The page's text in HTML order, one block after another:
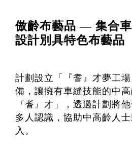
傲齡布藝品 — 集合車
設計別具特色布藝品
計劃設立「『耆』才夢工
備，讓擁有車縫技能的中
『耆』才」，透過計劃將
多人認識，協助中高齡人
入。